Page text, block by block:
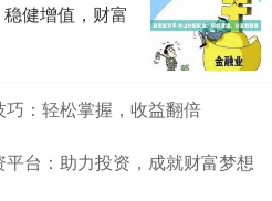
健增值，财富
：轻松掌握，收益翻倍
台：助力投资，成就财富梦想